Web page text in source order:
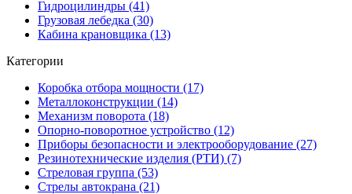
Гидроцилиндры (41)
Грузовая лебедка (30)
Кабина крановщика (13)
Категории
Коробка отбора мощности (17)
Металлоконструкции (14)
Механизм поворота (18)
Опорно-поворотное устройство (12)
Приборы безопасности и электрооборудование (27)
Резинотехнические изделия (РТИ) (7)
Стреловая группа (53)
Стрелы автокрана (21)